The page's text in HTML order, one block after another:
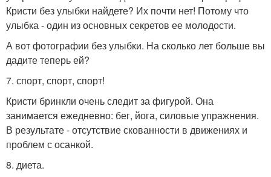
Кристи без улыбки найдете? Их почти нет! Потому что
улыбка - один из основных секретов ее молодости.
А вот фотографии без улыбки. На сколько лет больше вы
дадите теперь ей?
7. спорт, спорт, спорт!
Кристи бринкли очень следит за фигурой. Она
занимается ежедневно: бег, йога, силовые упражнения.
В результате - отсутствие скованности в движениях и
проблем с осанкой.
8. диета.